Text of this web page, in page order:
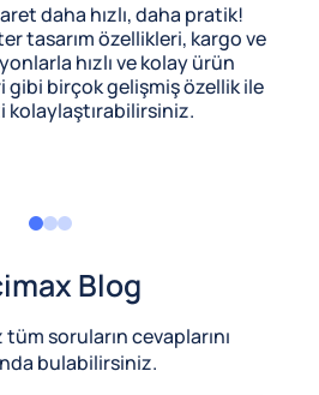
daha hızlı, daha pratik!
tasarım özellikleri, kargo ve
hızlı ve kolay ürün
gibi birçok gelişmiş özellik ile
Blog
soruların cevaplarını
bulabilirsiniz.